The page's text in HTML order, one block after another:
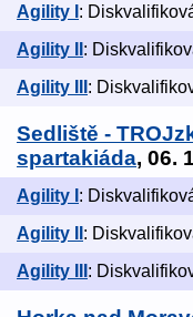
Agility I :
Agility II :
Agility III :
Sedliště -
spartakiáda, 06.
Agility I :
Agility II :
Agility III :